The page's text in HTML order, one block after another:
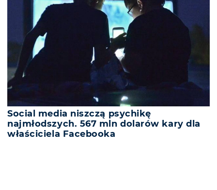
Social media niszczą psychikę
najmłodszych. 567 mln dolarów kary dla
właściciela Facebooka